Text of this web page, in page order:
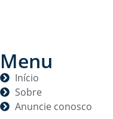
Menu
Início
Sobre
Anuncie conosco